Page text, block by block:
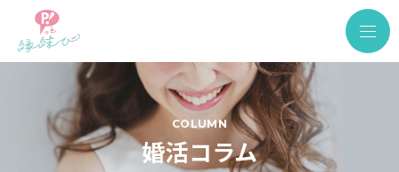
COLUMN
婚活コラム